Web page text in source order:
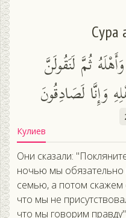
Сура
وَأَهْلَهُ ثُمَّ لَنَقُولَنَّ
وَإِنَّا لَصَادِقُونَ
Кулиев
Они сказали:
ночью мы обязательно
семью, а потом скажем
что мы не
что мы говорим